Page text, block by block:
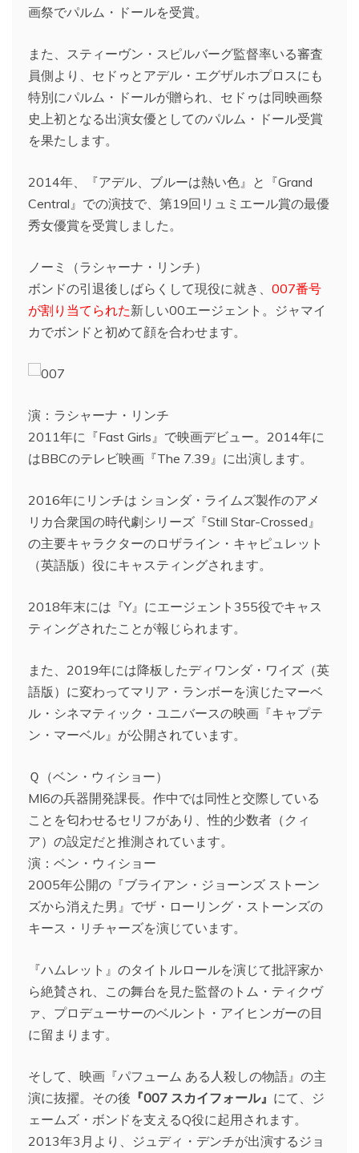
画祭でパルム・ドールを受賞。
また、スティーヴン・スピルバーグ監督率いる審査
員側より、セドゥとアデル・エグザルホプロスにも
特別にパルム・ドールが贈られ、セドゥは同映画祭
史上初となる出演女優としてのパルム・ドール受賞
を果たします。
2014年、『アデル、ブルーは熱い色』と『Grand
Central』での演技で、第19回リュミエール賞の最優
秀女優賞を受賞しました。
ノーミ（ラシャーナ・リンチ）
ボンドの引退後しばらくして現役に就き、 007番号
が割り当てられた新しい00エージェント。ジャマイ
カでボンドと初めて顔を合わせます。
演：ラシャーナ・リンチ
2011年に『Fast Girls』で映画デビュー。2014年に
はBBCのテレビ映画『The 7.39』に出演します。
2016年にリンチは ションダ・ライムズ製作のアメ
リカ合衆国の時代劇シリーズ『Still Star-Crossed』
の主要キャラクターのロザライン・キャピュレット
（英語版）役にキャスティングされます。
2018年末には『Y』にエージェント355役でキャス
ティングされたことが報じられます。
また、2019年には降板したディワンダ・ワイズ（英
語版）に変わってマリア・ランボーを演じたマーベ
ル・シネマティック・ユニバースの映画『キャプテ
ン・マーベル』が公開されています。
Ｑ（ベン・ウィショー）
MI6の兵器開発課長。作中では同性と交際している
ことを匂わせるセリフがあり、性的少数者（クィ
ア）の設定だと推測されています。
演：ベン・ウィショー
2005年公開の『ブライアン・ジョーンズ ストーン
ズから消えた男』でザ・ローリング・ストーンズの
キース・リチャーズを演じています。
『ハムレット』のタイトルロールを演じて批評家か
ら絶賛され、この舞台を見た監督のトム・ティクヴ
ァ、プロデューサーのベルント・アイヒンガーの目
に留まります。
そして、映画『パフューム ある人殺しの物語』の主
演に抜擢。その後 『007 スカイフォール』 にて、ジ
ェームズ・ボンドを支えるQ役に起用されます。
2013年3月より、ジュディ・デンチが出演するジョ